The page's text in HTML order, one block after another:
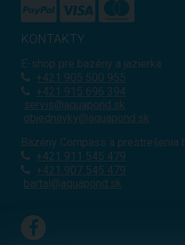
KONTAKTY
E-shop pre bazény a jazierka
+421 905 500 955
+421 915 696 394
servis@aquapond.sk
objednavky@aquapond.sk
Bazény Compass a prestrešenia
+421 911 545 479
+421 907 545 479
bartal@aquapond.sk